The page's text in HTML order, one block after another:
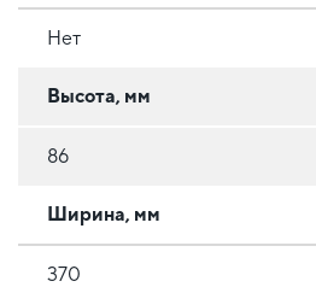
Нет
Высота, мм
86
Ширина, мм
370